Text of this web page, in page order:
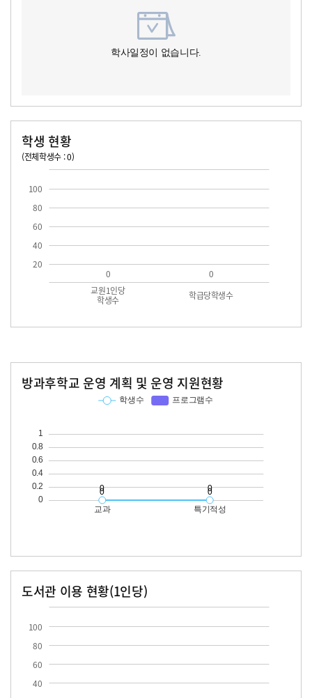
학사일정이 없습니다.
학생 현황
(전체학생수 : 0)
20
40
60
80
100
교원1인당
학생수 학급당학생수
0 0
방과후학교 운영 계획 및 운영 지원현황
도서관 이용 현황(1인당)
40
60
80
100